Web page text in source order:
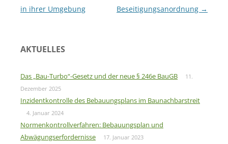
in ihrer Umgebung
Beseitigungsanordnung →
AKTUELLES
Das „Bau-Turbo“-Gesetz und der neue § 246e BauGB
11.
Dezember 2025
Inzidentkontrolle des Bebauungsplans im Baunachbarstreit
4. Januar 2024
Normenkontrollverfahren: Bebauungsplan und
Abwägungserfordernisse
17. Januar 2023